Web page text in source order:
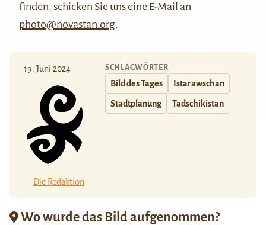
finden, schicken Sie uns eine E-Mail an
photo@novastan.org.
19. Juni 2024
Die Redaktion
SCHLAGWÖRTER
Bild des Tages Istarawschan
Stadtplanung Tadschikistan
Wo wurde das Bild aufgenommen?